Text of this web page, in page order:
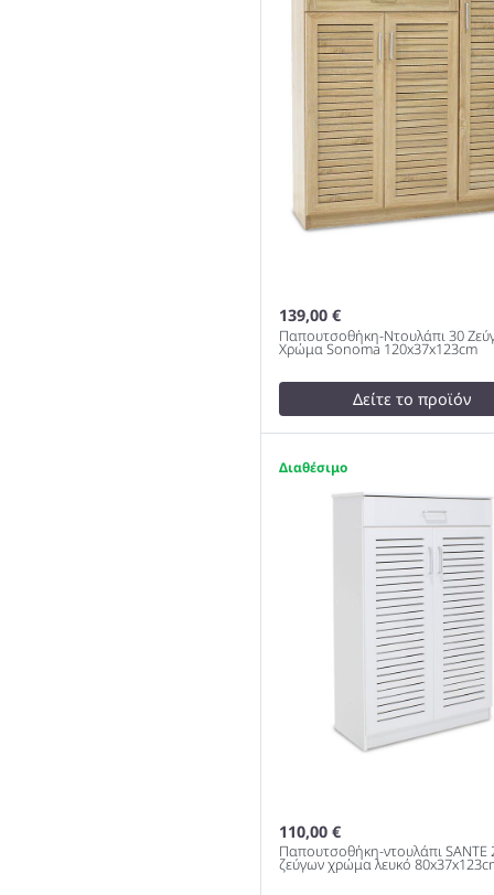
63x30x83cm 983
139,00 €
Παπουτσοθήκη-Ντουλάπι 30
Χρώμα Sonoma 120x37x123cm
Δείτε το προϊόν
testFalse
Παπουτσοθήκη-Ντουλάπι
Ζεύγων Χρώμα Sonoma
120x37x123cm 983
110,00 €
Παπουτσοθήκη-ντουλάπι SANTE
ζεύγων χρώμα λευκό